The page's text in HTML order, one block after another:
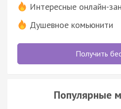
Интересные онлайн-
Душевное комьюнити
Получить
Популярные